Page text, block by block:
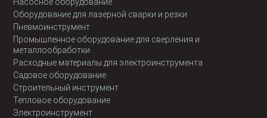
Оборудование для лазерной сварки и резки
Пневмоинструмент
Промышленное оборудование для сверления и
металлообработки
Расходные материалы для электроинструмента
Садовое оборудование
Строительный инструмент
Тепловое оборудование
Электроинструмент